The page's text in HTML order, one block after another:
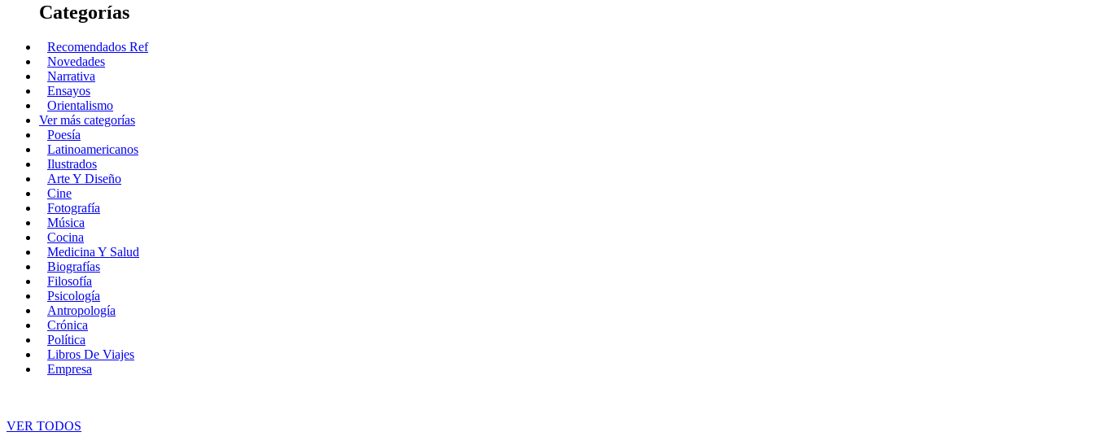
Categorías
Recomendados Ref
Novedades
Narrativa
Ensayos
Orientalismo
Ver más categorías
Poesía
Latinoamericanos
Ilustrados
Arte Y Diseño
Cine
Fotografía
Música
Cocina
Medicina Y Salud
Biografías
Filosofía
Psicología
Antropología
Crónica
Política
Libros De Viajes
Empresa
VER TODOS